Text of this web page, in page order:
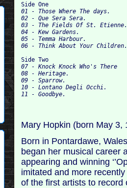
Side One
01 - Those Where The days.
02 - Que Sera Sera.
03 - The Fields Of St.
05 - Temma Harbour.
Side Two
07 - Knock Knock Who's There
08 - Heritage.
09 - Sparrow.
10 - Lontano Degli Occhi.
Mary Hopkin (born May 3,
Born in Pontardawe,
began her musical career
appearing and winning
imitated and more
of the first artists to record